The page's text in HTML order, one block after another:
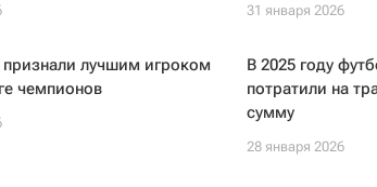
31 января 2026
лучшим игроком
чемпионов
В 2025 году
потратили на
сумму
28 января 2026